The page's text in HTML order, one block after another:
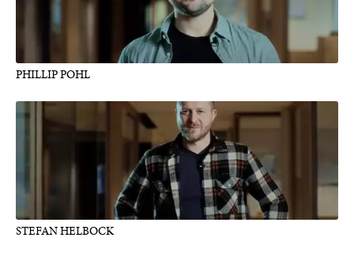
PHILLIP POHL
STEFAN HELBOCK